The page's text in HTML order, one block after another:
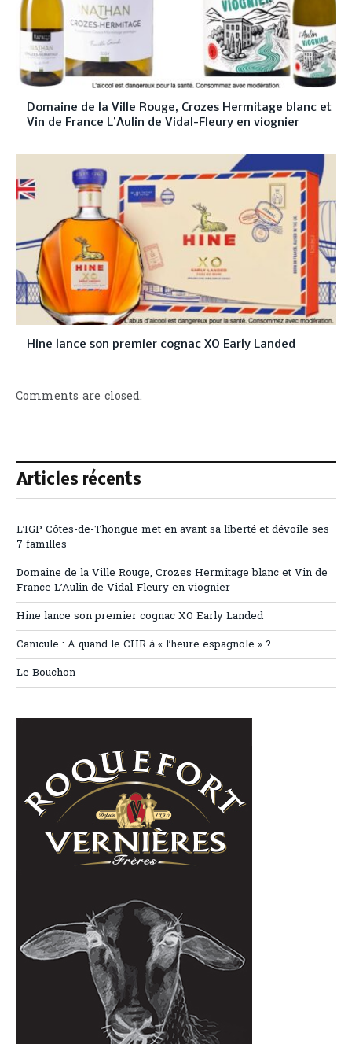
Domaine de la Ville Rouge, Crozes Hermitage blanc et
Vin de France L’Aulin de Vidal-Fleury en viognier
Hine lance son premier cognac XO Early Landed
Comments are closed.
Articles récents
L’IGP Côtes-de-Thongue met en avant sa liberté et dévoile ses
7 familles
Domaine de la Ville Rouge, Crozes Hermitage blanc et Vin de
France L’Aulin de Vidal-Fleury en viognier
Hine lance son premier cognac XO Early Landed
Canicule : A quand le CHR à « l’heure espagnole » ?
Le Bouchon